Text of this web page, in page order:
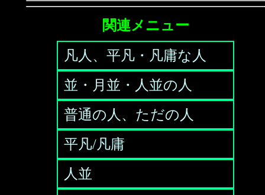
関連メニュー
凡人、平凡・凡庸な人
並・月並・人並の人
普通の人、ただの人
平凡/凡庸
人並